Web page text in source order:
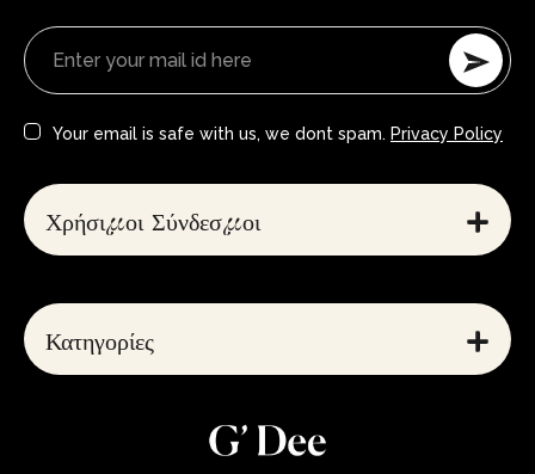
Your email is safe with us, we dont spam. Privacy Policy
Χρήσιμοι Σύνδεσμοι
Κατηγορίες